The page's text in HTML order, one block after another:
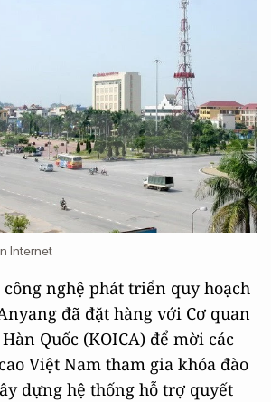
Internet
nghệ phát triển quy hoạch
đã đặt hàng với Cơ quan
Quốc (KOICA) để mời các
Việt Nam tham gia khóa đào
dựng hệ thống hỗ trợ quyết